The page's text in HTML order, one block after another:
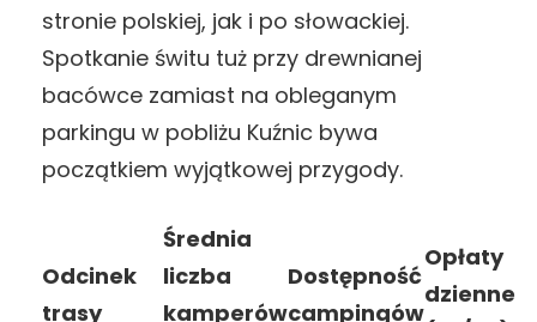
stronie polskiej, jak i po słowackiej.
Spotkanie świtu tuż przy drewnianej
bacówce zamiast na obleganym
parkingu w pobliżu Kuźnic bywa
początkiem wyjątkowej przygody.
Odcinek
trasy
Średnia
liczba
kamperów
Dostępność
campingów
Opłaty
dzienne